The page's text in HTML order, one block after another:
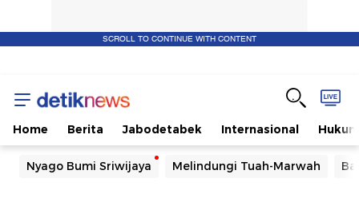
SCROLL TO CONTINUE WITH CONTENT
Home Berita Jabodetabek Internasional Hukum
Nyago Bumi Sriwijaya Melindungi Tuah-Marwah